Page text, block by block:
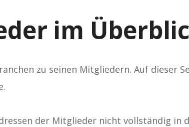
im
zu seinen Mitgliedern. Auf dieser
der Mitglieder nicht vollständig in